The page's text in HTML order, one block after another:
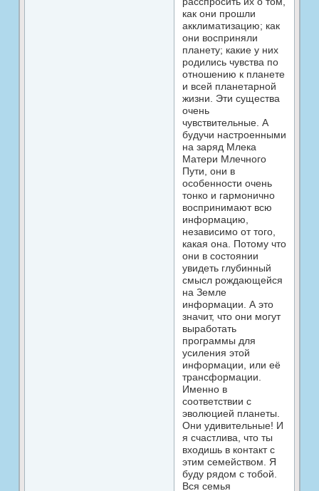
как они прошли
акклиматизацию; как
они восприняли
планету; какие у них
родились чувства по
отношению к планете
и всей планетарной
жизни. Эти существа
очень
чувствительные. А
будучи настроенными
на заряд Млека
Матери Млечного
Пути, они в
особенности очень
тонко и гармонично
воспринимают всю
информацию,
независимо от того,
какая она. Потому что
они в состоянии
увидеть глубинный
смысл рождающейся
на Земле
информации. А это
значит, что они могут
выработать
программы для
усиления этой
информации, или её
трансформации.
Именно в
соответствии с
эволюцией планеты.
Они удивительные! И
я счастлива, что ты
входишь в контакт с
этим семейством. Я
буду рядом с тобой.
Вся семья